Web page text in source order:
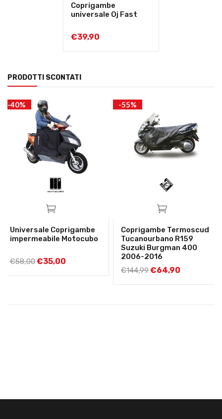
Coprigambe
universale Oj Fast
€39,90
PRODOTTI SCONTATI
-40%
Universale Coprigambe
impermeabile Motocubo
€58,00€35,00
-55%
Coprigambe Termoscud
Tucanourbano R159
Suzuki Burgman 400
2006-2016
€144,99€64,90